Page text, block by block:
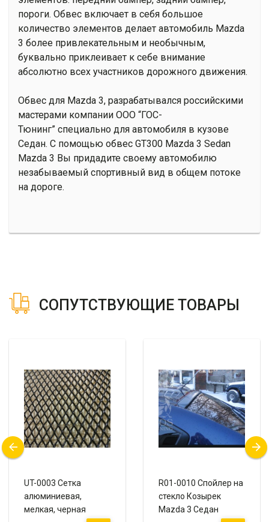
пороги. Обвес включает в себя большое
количество элементов делает автомобиль Mazda
3 более привлекательным и необычным,
буквально приклеивает к себе внимание
абсолютно всех участников дорожного движения.
Обвес для Mazda 3, разрабатывался российскими
мастерами компании ООО “ГОС-
Тюнинг” специально для автомобиля в кузове
Седан. С помощью обвес GT300 Mazda 3 Sedan
Mazda 3 Вы придадите своему автомобилю
незабываемый спортивный вид в общем потоке
на дороге.
СОПУТСТВУЮЩИЕ ТОВАРЫ
UT-0003 Сетка
алюминиевая,
мелкая, черная
R01-0010 Спойлер на
стекло Козырек
Mazda 3 Седан